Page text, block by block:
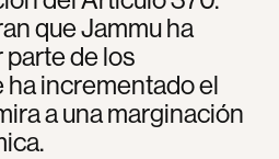
que Jammu ha
de los
ha incrementado el
a una marginación